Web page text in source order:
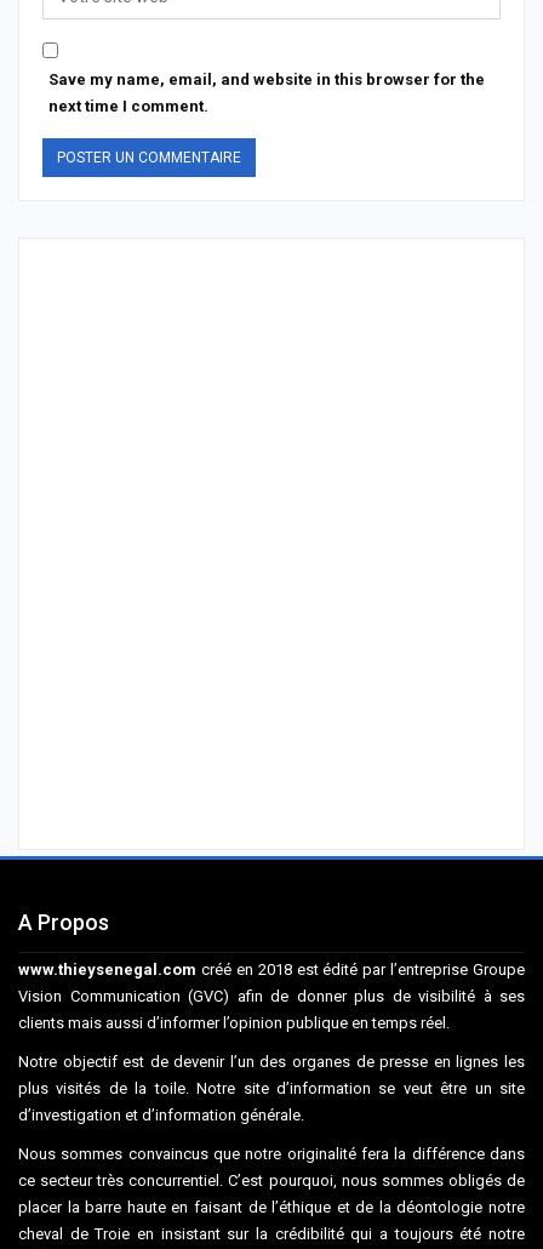
Save my name, email, and website in this browser for the
next time I comment.
A Propos
www.thieysenegal.com créé en 2018 est édité par l’entreprise Groupe
Vision Communication (GVC) afin de donner plus de visibilité à ses
clients mais aussi d’informer l’opinion publique en temps réel.
Notre objectif est de devenir l’un des organes de presse en lignes les
plus visités de la toile. Notre site d’information se veut être un site
d’investigation et d’information générale.
Nous sommes convaincus que notre originalité fera la différence dans
ce secteur très concurrentiel. C’est pourquoi, nous sommes obligés de
placer la barre haute en faisant de l’éthique et de la déontologie notre
cheval de Troie en insistant sur la crédibilité qui a toujours été notre